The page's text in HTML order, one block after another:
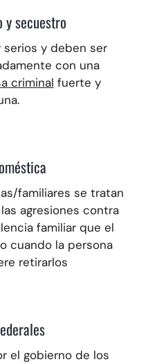
y secuestro
serios y deben ser
con una
criminal fuerte y
familiares se tratan
agresiones contra
familiar que el
cuando la persona
retirarlos
el gobierno de los